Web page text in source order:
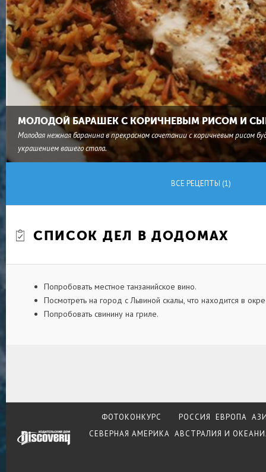
МОЛОДОЙ БАРАШЕК С КОРИЧНЕВЫМ РИСОМ И
Молодая нежная баранина в прекрасном сочетании с коричневым рисом
украшением вашего стола.
ВСЕ РЕЦЕПТЫ (1)
СПИСОК ДЕЛ В ДОДОМАХ
Попробовать местное танзанийское вино.
Посмотреть на город с Львиной скалы, что находится в
Попробовать свинину на гриле.
ФОТОКОНКУРС РОССИЯ ЕВРОПА
СЕВЕРНАЯ АМЕРИКА АВСТРАЛИЯ И